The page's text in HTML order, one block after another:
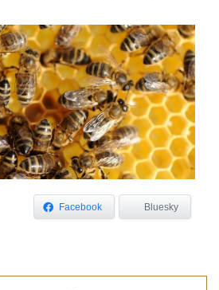
Facebook Bluesky